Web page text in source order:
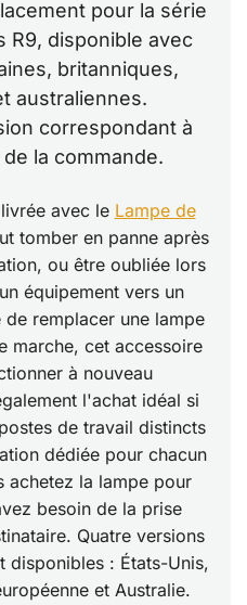
pour la série
R9, disponible avec
britanniques,
australiennes.
correspondant à
la commande.
avec le Lampe de
tomber en panne après
ou être oubliée lors
équipement vers un
remplacer une lampe
marche, cet accessoire
à nouveau
l'achat idéal si
de travail distincts
dédiée pour chacun
achetez la lampe pour
besoin de la prise
Quatre versions
disponibles : États-Unis,
et Australie.